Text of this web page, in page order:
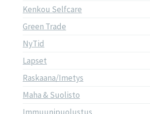
Kenkou Selfcare
Green Trade
NyTid
Lapset
Raskaana/Imetys
Maha & Suolisto